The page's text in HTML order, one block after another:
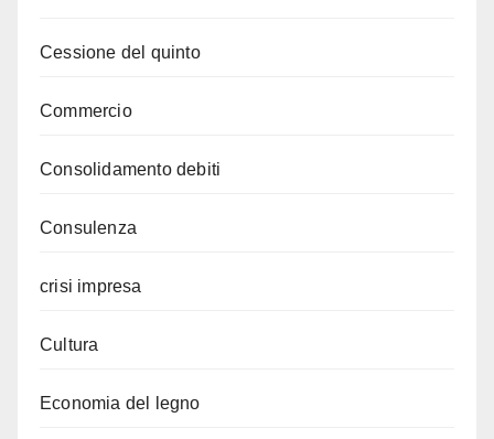
Cessione del quinto
Commercio
Consolidamento debiti
Consulenza
crisi impresa
Cultura
Economia del legno